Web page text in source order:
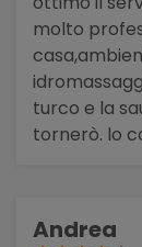
molto
turco e la
tornerò. lo
Andrea